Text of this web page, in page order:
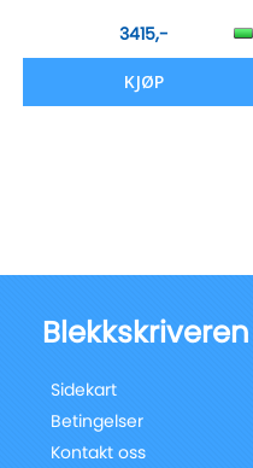
3415,-
KJØP
Blekkskriveren
Sidekart
Betingelser
Kontakt oss